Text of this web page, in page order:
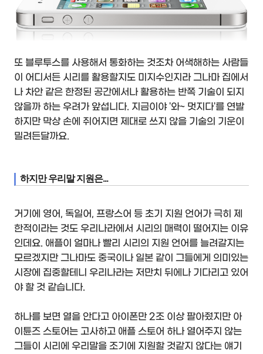
또 블루투스를 사용해서 통화하는 것조차 어색해하는 사람들
이 어디서든 시리를 활용할지도 미지수인지라 그나마 집에서
나 차안 같은 한정된 공간에서나 활용하는 반쪽 기술이 되지
않을까 하는 우려가 앞섭니다. 지금이야 '와~ 멋지다'를 연발
하지만 막상 손에 쥐어지면 제대로 쓰지 않을 기술의 기운이
밀려든달까요.
하지만 우리말 지원은...
거기에 영어, 독일어, 프랑스어 등 초기 지원 언어가 극히 제
한적이라는 것도 우리나라에서 시리의 매력이 떨어지는 이유
인데요. 애플이 얼마나 빨리 시리의 지원 언어를 늘려갈지는
모르겠지만 그나마도 중국이나 일본 같이 그들에게 의미있는
시장에 집중할테니 우리나라는 저만치 뒤에나 기다리고 있어
야 할 것 같습니다.
하나를 보면 열을 안다고 아이폰만 2조 이상 팔아줬지만 아
이튠즈 스토어는 고사하고 애플 스토어 하나 열어주지 않는
그들이 시리에 우리말을 조기에 지원할 것같지 않다는 얘기